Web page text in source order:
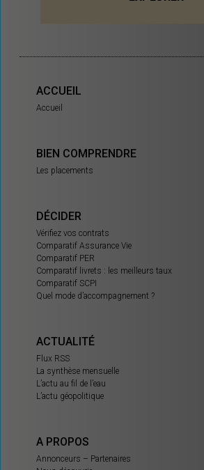
ACCUEIL
Accueil
BIEN COMPRENDRE
Les placements
DÉCIDER
Vérifiez vos contrats
Comparatif Assurance Vie
Comparatif PER
Comparatif livrets : les meilleurs taux
Comparatif SCPI
Quel mode d’accompagnement ?
ACTUALITÉ
Flux RSS
La synthèse mensuelle
L’actu au fil de l’eau
L’actu géopolitique
A PROPOS
Annonceurs – Partenaires